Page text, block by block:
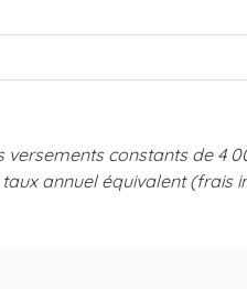
constants de 4
taux annuel équivalent (frais